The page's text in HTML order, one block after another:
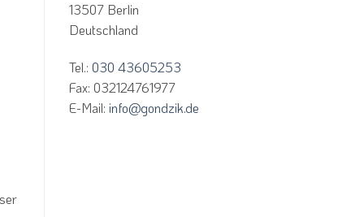
13507 Berlin
Deutschland
Tel.: 030 43605253
Fax: 032124761977
E-Mail: info@gondzik.de